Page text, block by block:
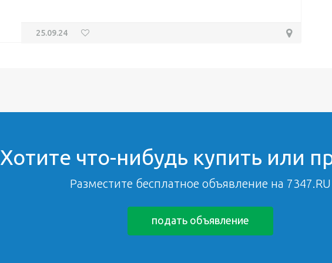
25.09.24
Хотите что-нибудь купить или
Разместите бесплатное объявление на 7347.RU
подать объявление